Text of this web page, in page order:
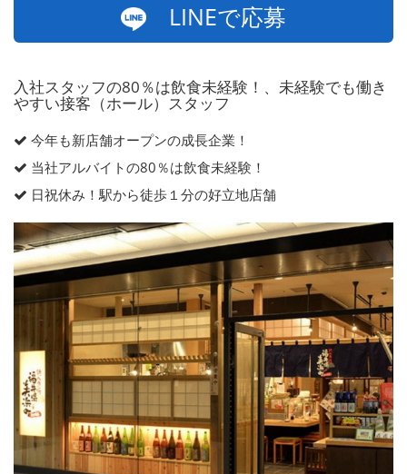
LINEで応募
入社スタッフの80％は飲食未経験！、未経験でも働き
やすい接客（ホール）スタッフ
今年も新店舗オープンの成長企業！
当社アルバイトの80％は飲食未経験！
日祝休み！駅から徒歩１分の好立地店舗